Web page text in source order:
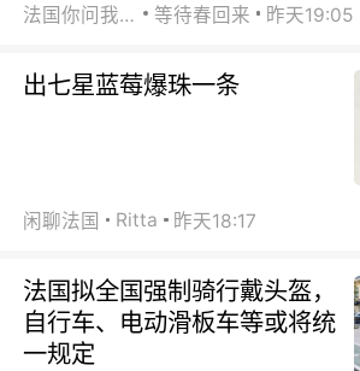
法国你问我答 等待春回来 昨天19:05
出七星蓝莓爆珠一条
闲聊法国 Ritta 昨天18:17
法国拟全国强制骑行戴头盔，
自行车、电动滑板车等或将统
一规定